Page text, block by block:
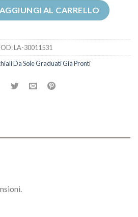
già pronti quantità
AGGIUNGI AL CARRELLO
LA-30011531
Da Sole Graduati Già Pronti